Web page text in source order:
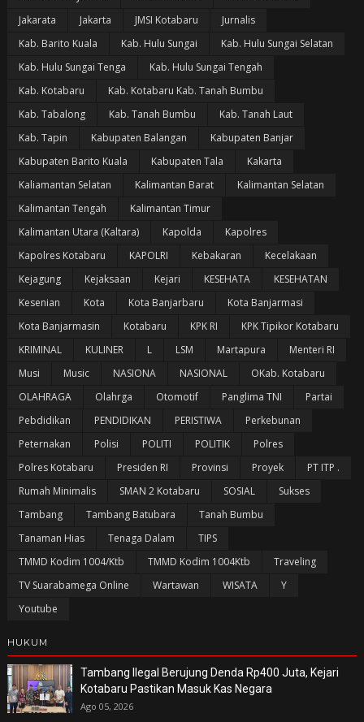
Jakarata
Jakarta JMSI Kotabaru
Jurnalis
Kab. Barito Kuala
Kab. Hulu Sungai
Kab. Hulu Sungai Selatan
Kab. Hulu Sungai Tenga
Kab. Hulu Sungai Tengah
Kab. Kotabaru
Kab. Kotabaru Kab. Tanah Bumbu
Kab. Tabalong
Kab. Tanah Bumbu
Kab. Tanah Laut
Kab. Tapin
Kabupaten Balangan
Kabupaten Banjar
Kabupaten Barito Kuala
Kabupaten Tala
Kakarta
Kaliamantan Selatan
Kalimantan Barat
Kalimantan Selatan
Kalimantan Tengah
Kalimantan Timur
Kalimantan Utara (Kaltara)
Kapolda
Kapolres
Kapolres Kotabaru
KAPOLRI Kebakaran
Kecelakaan
Kejagung
Kejaksaan Kejari KESEHATA
KESEHATAN
Kesenian
Kota Kota Banjarbaru
Kota Banjarmasi
Kota Banjarmasin
Kotabaru KPK RI
KPK Tipikor Kotabaru
KRIMINAL
KULINER L LSM Martapura
Menteri RI
Musi
Music NASIONA NASIONAL
OKab. Kotabaru
OLAHRAGA
Olahrga Otomotif Panglima TNI
Partai
Pebdidikan
PENDIDIKAN PERISTIWA
Perkebunan
Peternakan
Polisi POLITI POLITIK
Polres
Polres Kotabaru
Presiden RI Provinsi Proyek
PT ITP .
Rumah Minimalis
SMAN 2 Kotabaru SOSIAL
Sukses
Tambang
Tambang Batubara
Tanah Bumbu
Tanaman Hias
Tenaga Dalam
TIPS
TMMD Kodim 1004/Ktb
TMMD Kodim 1004Ktb
Traveling
TV Suarabamega Online
Wartawan WISATA
Y
Youtube
HUKUM
Tambang Ilegal Berujung Denda Rp400 Juta, Kejari
Kotabaru Pastikan Masuk Kas Negara
Ago 05, 2026